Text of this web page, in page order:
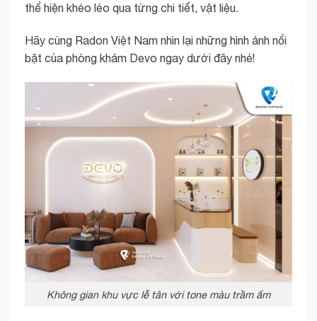
thể hiện khéo léo qua từng chi tiết, vật liệu.
Hãy cùng Radon Việt Nam nhìn lại những hình ảnh nổi
bật của phòng khám Devo ngay dưới đây nhé!
Không gian khu vực lễ tân với tone màu trầm ấm